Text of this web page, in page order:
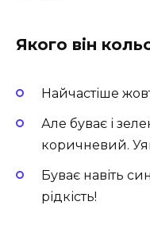
Якого він
Найчастіше
Але буває і
коричневий.
Буває навіть
рідкість!